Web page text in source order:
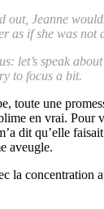
out, Jeanne
as if she was not
let’s speak
to focus a bit.
toute une
en vrai. Pour
dit qu’elle
aveugle.
la concentration